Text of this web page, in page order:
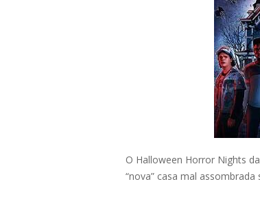
O Halloween Horror Nights
“nova” casa mal